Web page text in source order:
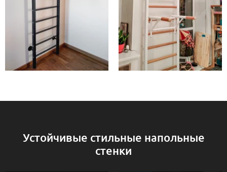
Устойчивые стильные напольные
стенки